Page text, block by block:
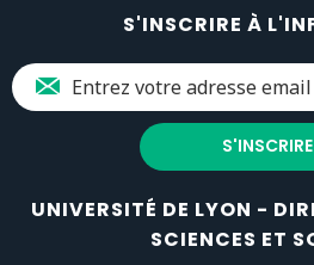
S'INSCRIRE À
UNIVERSITÉ DE LYON -
SCIENCES ET